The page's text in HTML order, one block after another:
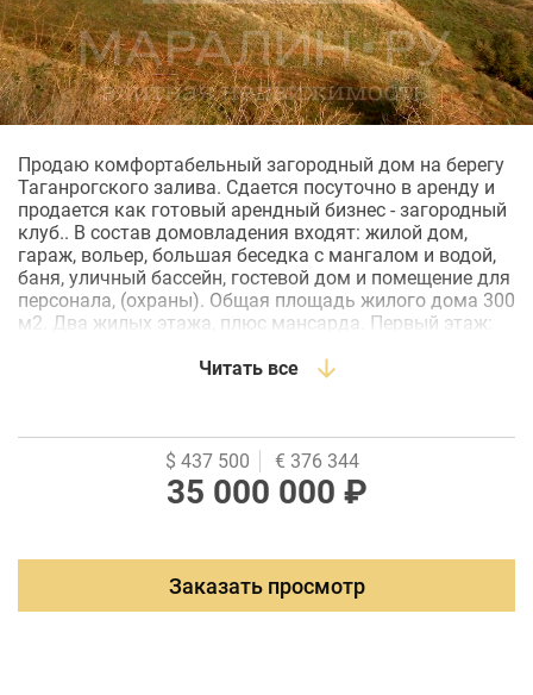
Продаю комфортабельный загородный дом на берегу
Таганрогского залива. Сдается посуточно в аренду и
продается как готовый арендный бизнес - загородный
клуб.. В состав домовладения входят: жилой дом,
гараж, вольер, большая беседка с мангалом и водой,
баня, уличный бассейн, гостевой дом и помещение для
персонала, (охраны). Общая площадь жилого дома 300
м2. Два жилых этажа, плюс мансарда. Первый этаж:
холл, кухня-столовая, гостиная с камином, спальня,
помещение (игровая, спорт зал и т.д.), гардеробная.
Второй этаж четыре спальни и гардеробная. Дом
предлагается в отличном, жилом состоянии.
Земельный участок 18 соток (возможно увеличить до
камнем, автоматические ворота. Участок по
периметру огорожен, бетонное основание. Дворовая
Читать все
$ 437 500 € 376 344
35 000 000 ₽
Заказать просмотр